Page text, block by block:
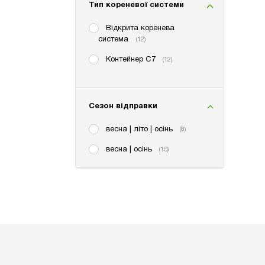
Тип кореневої системи
Відкрита коренева
система
(12)
Контейнер С7 (12)
Сезон відправки
весна | літо | осінь (8)
весна | осінь (15)